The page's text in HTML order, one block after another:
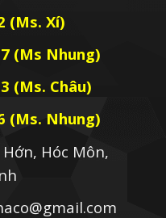
(Ms. Xí)
(Ms Nhung)
(Ms. Châu)
(Ms. Nhung)
Hóc Môn,